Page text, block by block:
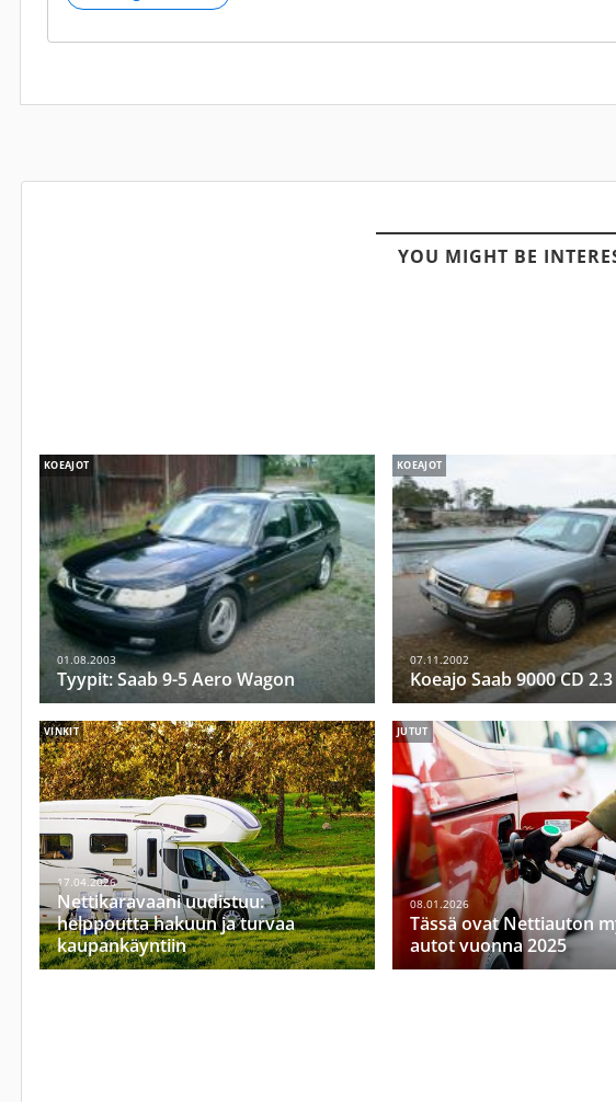
YOU MIGHT BE
KOEAJOT
01.08.2003
Tyypit: Saab 9-5 Aero Wagon
KOEAJOT
07.11.2002
Koeajo Saab 9000 CD
VINKIT
17.04.2026
Nettikaravaani uudistuu:
helppoutta hakuun ja turvaa
kaupankäyntiin
JUTUT
08.01.2026
Tässä ovat Nettiauton
autot vuonna 2025